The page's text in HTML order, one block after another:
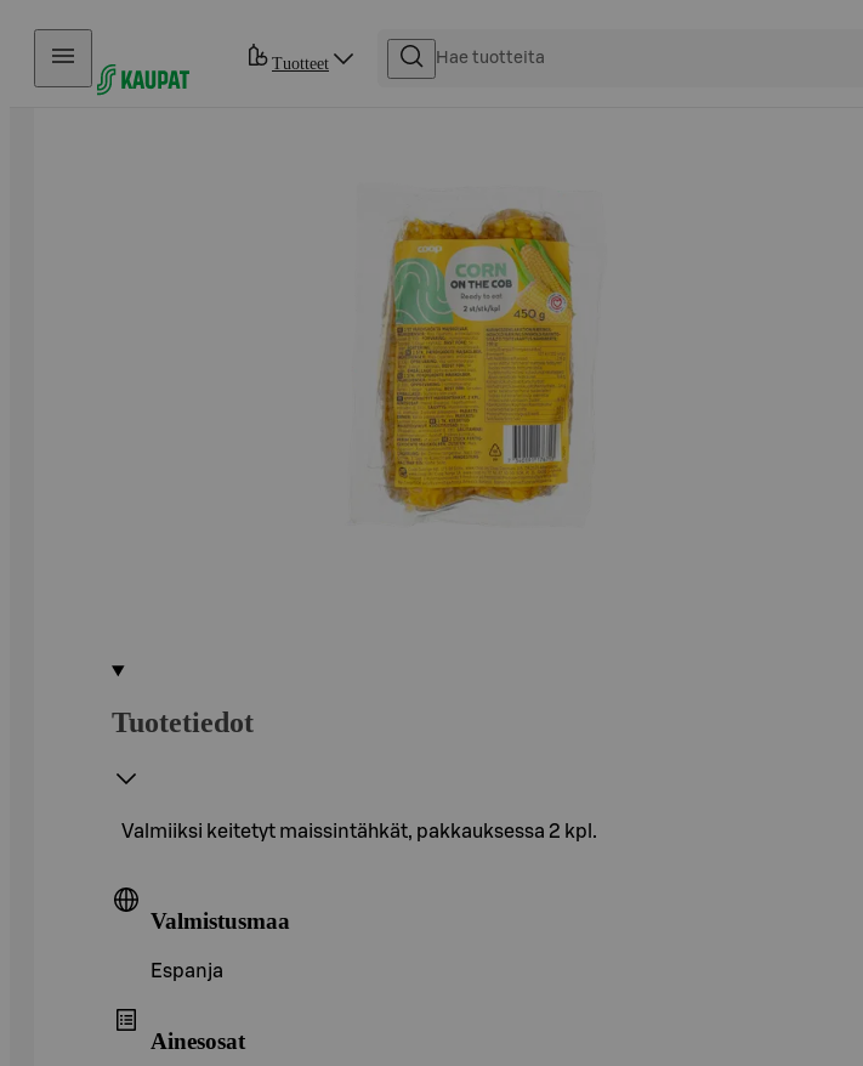
Hyppää sisältöön
Tuotteet
Tuotetiedot
Valmiiksi keitetyt maissintähkät, pakkauksessa 2 kpl.
Valmistusmaa
Espanja
Ainesosat